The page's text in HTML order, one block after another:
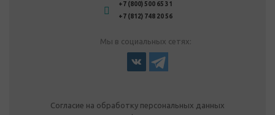
+7 (800) 500 65 31
+7 (812) 748 20 56
Мы в социальных сетях:
Согласие на обработку персональных данных